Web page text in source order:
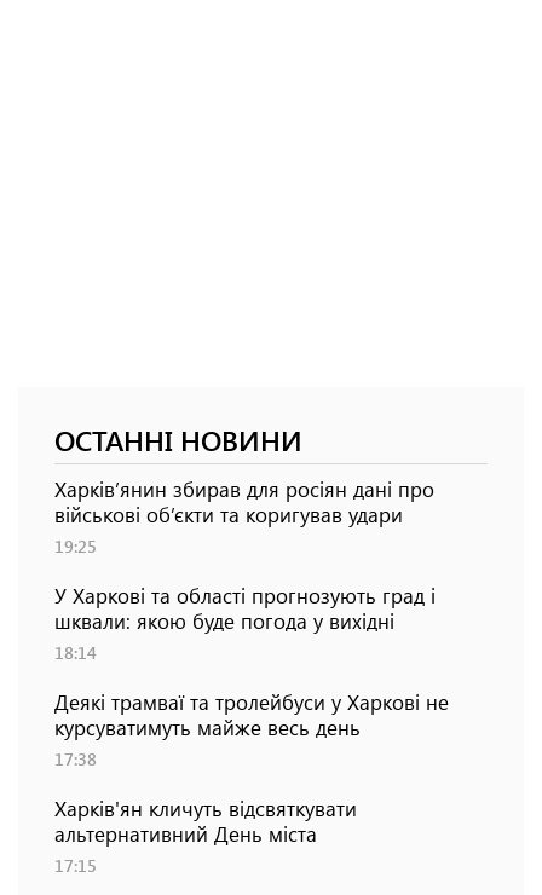
ОСТАННІ НОВИНИ
Харків’янин збирав для росіян дані про
військові об’єкти та коригував удари
19:25
У Харкові та області прогнозують град і
шквали: якою буде погода у вихідні
18:14
Деякі трамваї та тролейбуси у Харкові не
курсуватимуть майже весь день
17:38
Харків'ян кличуть відсвяткувати
альтернативний День міста
17:15